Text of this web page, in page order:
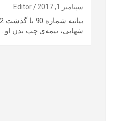
سپتامبر 1, 2017 Editor
شهابی، نیمه‌ی چپ بدن او…